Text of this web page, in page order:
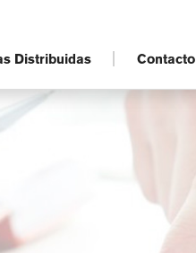
Distribuidas Contacto